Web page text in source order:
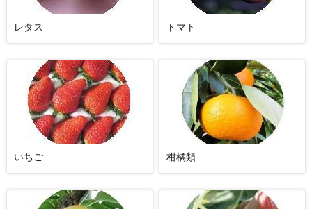
レタス トマト
いちご 柑橘類